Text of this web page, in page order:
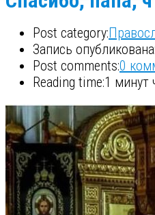
Post category:
Запись опубликована:
Post comments:0
Reading time:1 минут